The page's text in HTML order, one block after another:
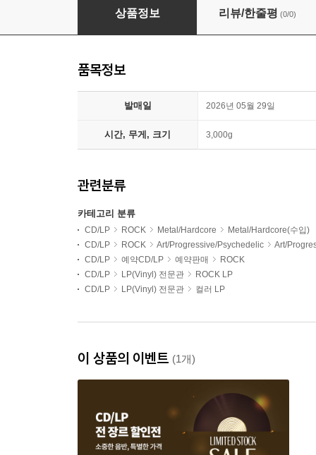
Opeth (오페스) - 9집 Watershed [실버 앤 블랙
상품정보 리뷰/한줄평 (0/0)
품목정보
발매일 2026년 05월 29일
시간, 무게, 크기 3,000g
관련분류
카테고리 분류
CD/LP ROCK Metal/Hardcore
Metal/Hardcore(수입)
CD/LP
ROCK Art/Progressive/Psychedelic
Art/
CD/LP
예약CD/LP 예약판매
ROCK
CD/LP
LP(Vinyl) 전문관
ROCK LP
CD/LP
LP(Vinyl) 전문관 컬러 LP
이 상품의 이벤트 (1개)